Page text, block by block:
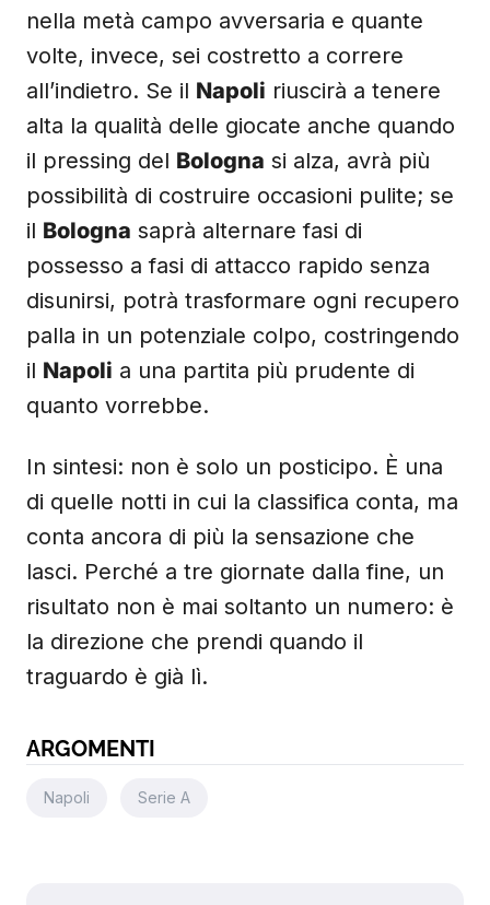
nella metà campo avversaria e quante
volte, invece, sei costretto a correre
all’indietro. Se il Napoli riuscirà a tenere
alta la qualità delle giocate anche quando
il pressing del Bologna si alza, avrà più
possibilità di costruire occasioni pulite; se
il Bologna saprà alternare fasi di
possesso a fasi di attacco rapido senza
disunirsi, potrà trasformare ogni recupero
palla in un potenziale colpo, costringendo
il Napoli a una partita più prudente di
quanto vorrebbe.
In sintesi: non è solo un posticipo. È una
di quelle notti in cui la classifica conta, ma
conta ancora di più la sensazione che
lasci. Perché a tre giornate dalla fine, un
risultato non è mai soltanto un numero: è
la direzione che prendi quando il
traguardo è già lì.
ARGOMENTI
Napoli Serie A